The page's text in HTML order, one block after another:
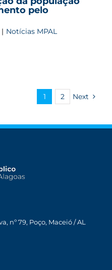
pelo
| Notícias MPAL
1 2 Next
nº 79, Poço, Maceió / AL